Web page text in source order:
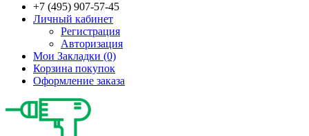
+7 (495) 907-57-45
Личный кабинет
Регистрация
Авторизация
Мои Закладки (0)
Корзина покупок
Оформление заказа